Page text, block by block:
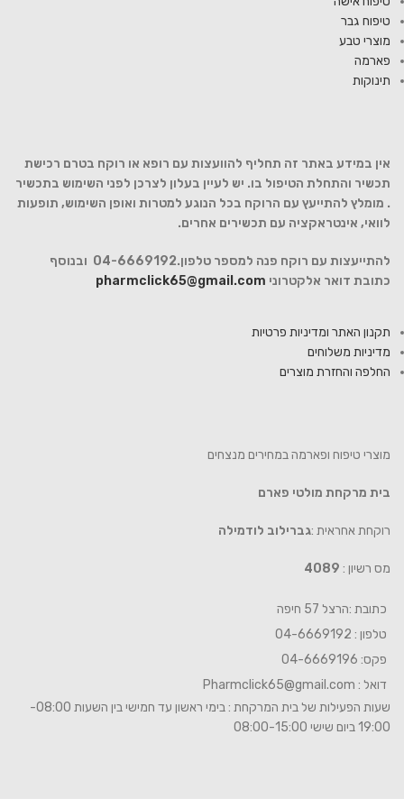
טיפוח גבר
מוצרי טבע
פארמה
תינוקות
אין במידע באתר זה תחליף להוועצות עם רופא או רוקח בטרם רכישת
תכשיר והתחלת הטיפול בו. יש לעיין בעלון לצרכן לפני השימוש בתכשיר
. מומלץ להתייעץ עם הרוקח בכל הנוגע למטרות ואופן השימוש, תופעות
לוואי, אינטראקציה עם תכשירים אחרים.
להתייעצות עם רוקח פנה למספר טלפון.04-6669192 ובנוסף
כתובת דואר אלקטרוני pharmclick65@gmail.com
תקנון האתר ומדיניות פרטיות
מדיניות משלוחים
החלפה והחזרת מוצרים
מוצרי טיפוח ופארמה במחירים מנצחים
בית מרקחת מולטי פארם
רוקחת אחראית :גברילוב לודמילה
מס רשיון : 4089
כתובת :הרצל 57 חיפה
טלפון : 04-6669192
פקס: 04-6669196
דואל : Pharmclick65@gmail.com
שעות הפעילות של בית המרקחת : בימי ראשון עד חמישי בין השעות 08:00-
19:00 ביום שישי 08:00-15:00